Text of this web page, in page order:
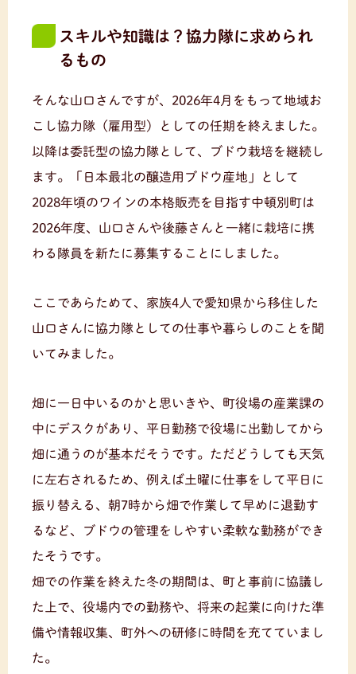
スキルや知識は？協力隊に求められ
るもの
そんな山口さんですが、2026年4月をもって地域お
こし協力隊（雇用型）としての任期を終えました。
以降は委託型の協力隊として、ブドウ栽培を継続し
ます。「日本最北の醸造用ブドウ産地」として
2028年頃のワインの本格販売を目指す中頓別町は
2026年度、山口さんや後藤さんと一緒に栽培に携
わる隊員を新たに募集することにしました。
ここであらためて、家族4人で愛知県から移住した
山口さんに協力隊としての仕事や暮らしのことを聞
いてみました。
畑に一日中いるのかと思いきや、町役場の産業課の
中にデスクがあり、平日勤務で役場に出勤してから
畑に通うのが基本だそうです。ただどうしても天気
に左右されるため、例えば土曜に仕事をして平日に
振り替える、朝7時から畑で作業して早めに退勤す
るなど、ブドウの管理をしやすい柔軟な勤務ができ
たそうです。
畑での作業を終えた冬の期間は、町と事前に協議し
た上で、役場内での勤務や、将来の起業に向けた準
備や情報収集、町外への研修に時間を充てていまし
た。